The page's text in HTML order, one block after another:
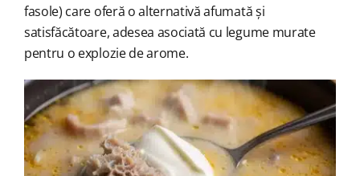
fasole) care oferă o alternativă afumată și
satisfăcătoare, adesea asociată cu legume murate
pentru o explozie de arome.